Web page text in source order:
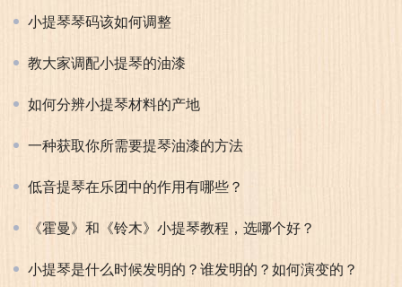
小提琴琴码该如何调整
教大家调配小提琴的油漆
如何分辨小提琴材料的产地
一种获取你所需要提琴油漆的方法
低音提琴在乐团中的作用有哪些？
《霍曼》和《铃木》小提琴教程，选哪个好？
小提琴是什么时候发明的？谁发明的？如何演变的？